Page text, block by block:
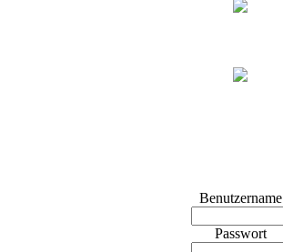
Benutzername
Passwort